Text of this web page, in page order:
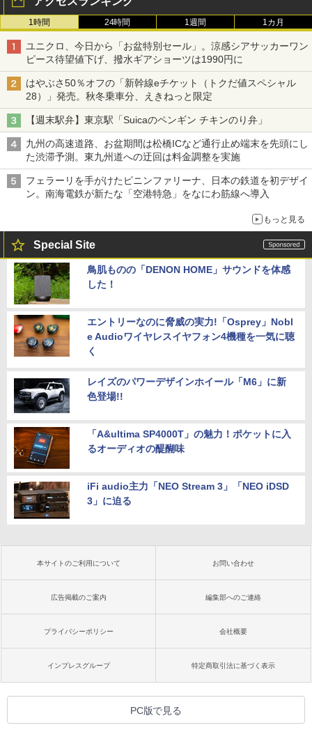
1時間 24時間 1週間 1カ月
ユニクロ、今日から「お盆特別セール」。涼感シアサッカーワン
ピース待望値下げ、撥水ギアショーツは1990円に
はやぶさ50％オフの「新幹線eチケット（トクだ値スペシャル
28）」発売。秋冬乗車分、えきねっと限定
【週末駅弁】東京駅「Suicaのペンギン チキンのり弁」
九州の高速道路、お盆期間は松橋ICなど通行止め端末を先頭にし
た渋滞予測。東九州道への迂回は料金調整を実施
フェラーリを手がけたピニンファリーナ、日本の鉄道を初デザイ
ン。南海電鉄が新たな「空港特急」をなにわ筋線へ導入
もっと見る
Special Site
鳥肌ものの「DENON HOME」サウンドを体感
した！
エントリーなのに脅威の実力!「Osprey」Nobl
e Audioワイヤレスイヤフォン4機種を一気に聴
く
レイズのパワーデザインホイール「M6」に新
色登場!!
「A&ultima SP4000T」の魅力！ポケットに入
るオーディオの醍醐味
iFi audio主力「NEO Stream 3」「NEO iDSD
3」に迫る
本サイトのご利用について お問い合わせ
広告掲載のご案内 編集部へのご連絡
プライバシーポリシー 会社概要
インプレスグループ 特定商取引法に基づく表示
PC版で見る